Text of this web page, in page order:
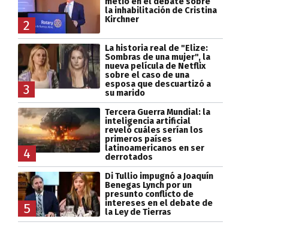
2
la inhabilitación de Cristina
Kirchner
3
La historia real de "Elize:
Sombras de una mujer", la
nueva película de Netflix
sobre el caso de una
esposa que descuartizó a
su marido
4
Tercera Guerra Mundial: la
inteligencia artificial
reveló cuáles serían los
primeros países
latinoamericanos en ser
derrotados
5
Di Tullio impugnó a Joaquín
Benegas Lynch por un
presunto conflicto de
intereses en el debate de
la Ley de Tierras